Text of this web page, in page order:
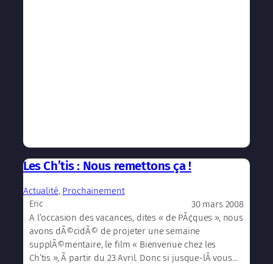
Les Ch’tis : Nous remettons ça !
Actualité, Prochainement
Eric
30 mars 2008
A l’occasion des vacances, dites « de PÃ¢ques », nous
avons dÃ©cidÃ© de projeter une semaine
supplÃ©mentaire, le film « Bienvenue chez les
Ch’tis », Ã partir du 23 Avril. Donc si jusque-lÃ vous…